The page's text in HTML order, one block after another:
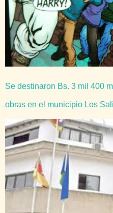
Se destinaron Bs. 3 mil 400
obras en el municipio Los